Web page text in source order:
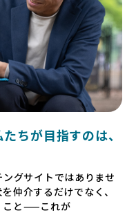
ちが目指すのは、
グサイトではありませ
仲介するだけでなく、
こと——これが